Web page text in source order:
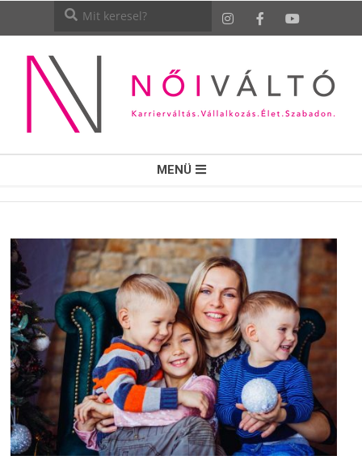
NŐI
VÁLTÓ
MENÜ